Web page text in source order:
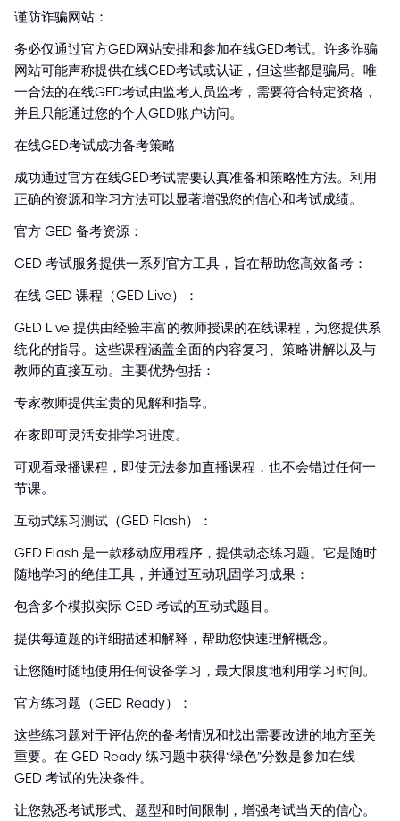
谨防诈骗网站：
务必仅通过官方GED网站安排和参加在线GED考试。许多诈骗
网站可能声称提供在线GED考试或认证，但这些都是骗局。唯
一合法的在线GED考试由监考人员监考，需要符合特定资格，
并且只能通过您的个人GED账户访问。
在线GED考试成功备考策略
成功通过官方在线GED考试需要认真准备和策略性方法。利用
正确的资源和学习方法可以显著增强您的信心和考试成绩。
官方 GED 备考资源：
GED 考试服务提供一系列官方工具，旨在帮助您高效备考：
在线 GED 课程（GED Live）：
GED Live 提供由经验丰富的教师授课的在线课程，为您提供系
统化的指导。这些课程涵盖全面的内容复习、策略讲解以及与
教师的直接互动。主要优势包括：
专家教师提供宝贵的见解和指导。
在家即可灵活安排学习进度。
可观看录播课程，即使无法参加直播课程，也不会错过任何一
节课。
互动式练习测试（GED Flash）：
GED Flash 是一款移动应用程序，提供动态练习题。它是随时
随地学习的绝佳工具，并通过互动巩固学习成果：
包含多个模拟实际 GED 考试的互动式题目。
提供每道题的详细描述和解释，帮助您快速理解概念。
让您随时随地使用任何设备学习，最大限度地利用学习时间。
官方练习题（GED Ready）：
这些练习题对于评估您的备考情况和找出需要改进的地方至关
重要。在 GED Ready 练习题中获得“绿色”分数是参加在线
GED 考试的先决条件。
让您熟悉考试形式、题型和时间限制，增强考试当天的信心。